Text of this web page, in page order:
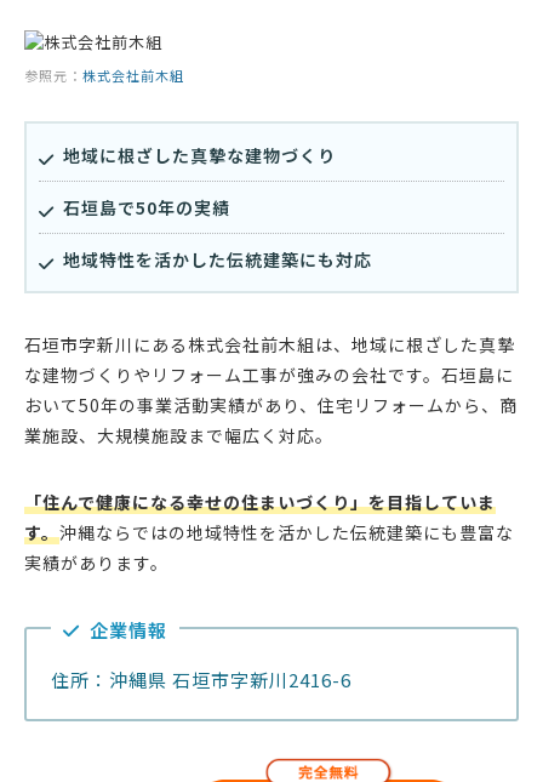
参照元： 株式会社前木組
地域に根ざした真摯な建物づくり
石垣島で50年の実績
地域特性を活かした伝統建築にも対応
石垣市字新川にある株式会社前木組は、地域に根ざした真摯
な建物づくりやリフォーム工事が強みの会社です。石垣島に
おいて50年の事業活動実績があり、住宅リフォームから、商
業施設、大規模施設まで幅広く対応。
「住んで健康になる幸せの住まいづくり」を目指していま
す。沖縄ならではの地域特性を活かした伝統建築にも豊富な
実績があります。
企業情報
住所：沖縄県 石垣市字新川2416-6